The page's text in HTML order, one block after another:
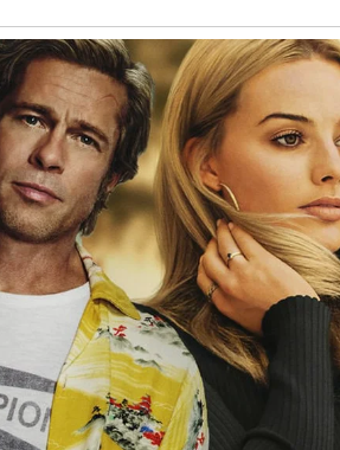
s
a
g
e
py
Li
n
k
tt
er